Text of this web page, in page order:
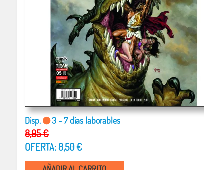
Disp. 3 - 7 días laborables
8,95 €
OFERTA: 8,50 €